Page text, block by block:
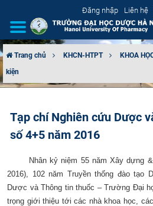
Đăng nhập Liên hệ
GIỚI THIỆU
TUYỂN SINH
ĐÀO TẠO
ĐẢM BẢO CHẤT LƯỢNG
Trang chủ KHCN-HTPT KHOA
kiện
Tạp chí Nghiên cứu Dược
số 4+5 năm 2016
Nhân kỷ niệm 55 năm Xây dựng
2016), 102 năm Truyền thống đào
Dược và Thông tin thuốc – Trường Đại
trọng giới thiệu tới các nhà khoa học,